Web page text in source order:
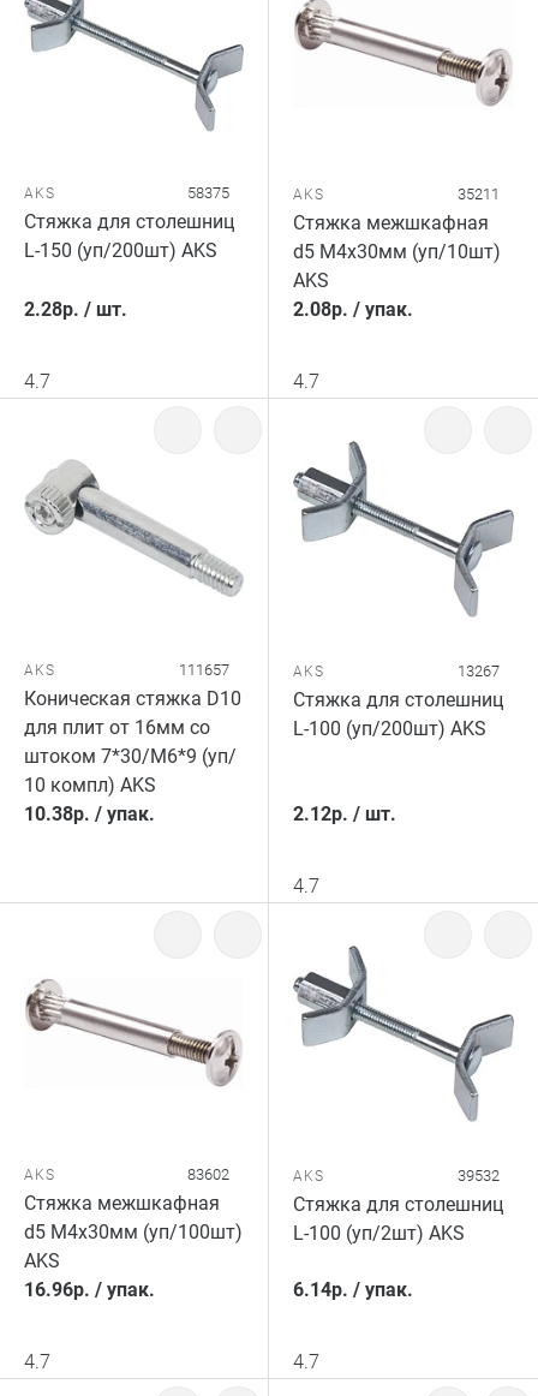
AKS 58375
Стяжка для столешниц
L-150 (уп/200шт) AKS
2.28р. / шт.
4.7
AKS 35211
Стяжка межшкафная
d5 М4х30мм (уп/10шт)
AKS
2.08р. / упак.
4.7
AKS 111657
Коническая стяжка D10
для плит от 16мм со
штоком 7*30/M6*9 (уп/
10 компл) AKS
10.38р. / упак.
AKS 13267
Стяжка для столешниц
L-100 (уп/200шт) AKS
2.12р. / шт.
4.7
AKS 83602
Стяжка межшкафная
d5 М4х30мм (уп/100шт)
AKS
16.96р. / упак.
4.7
AKS 39532
Стяжка для столешниц
L-100 (уп/2шт) AKS
6.14р. / упак.
4.7